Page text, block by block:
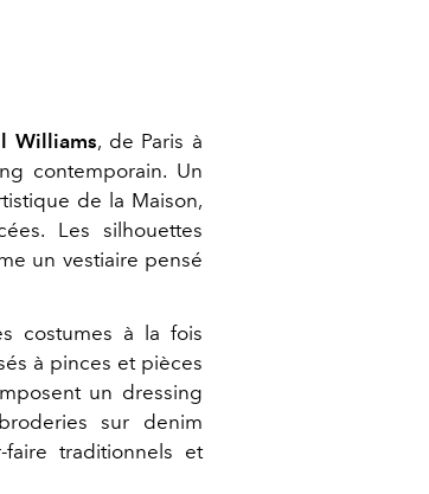
Williams, de Paris à
contemporain. Un
de la Maison,
Les silhouettes
un vestiaire pensé
costumes à la fois
à pinces et pièces
un dressing
sur denim
faire traditionnels et